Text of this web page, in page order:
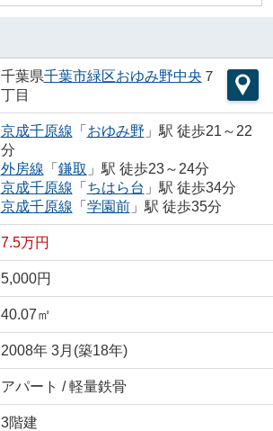
千葉県千葉市緑区おゆみ野中央 ７
丁目
京成千原線 「 おゆみ野 」駅 徒歩21～22
分
外房線 「 鎌取 」駅 徒歩23～24分
京成千原線 「 ちはら台 」駅 徒歩34分
京成千原線 「 学園前」駅 徒歩35分
7.5万円
5,000円
40.07㎡
2008年 3月(築18年)
アパート / 軽量鉄骨
3階建